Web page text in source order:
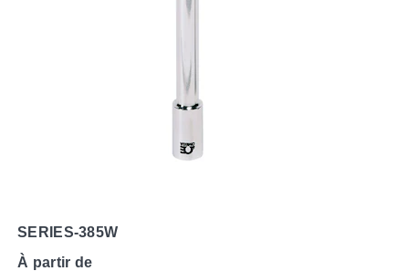
SERIES-385W
À partir de